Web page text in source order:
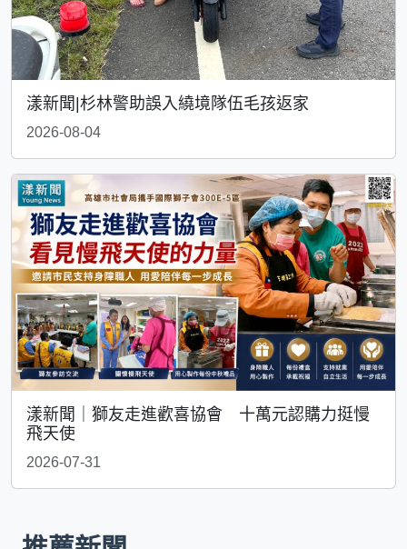
漾新聞|杉林警助誤入繞境隊伍毛孩返家
2026-08-04
漾新聞｜獅友走進歡喜協會 十萬元認購力挺慢
飛天使
2026-07-31